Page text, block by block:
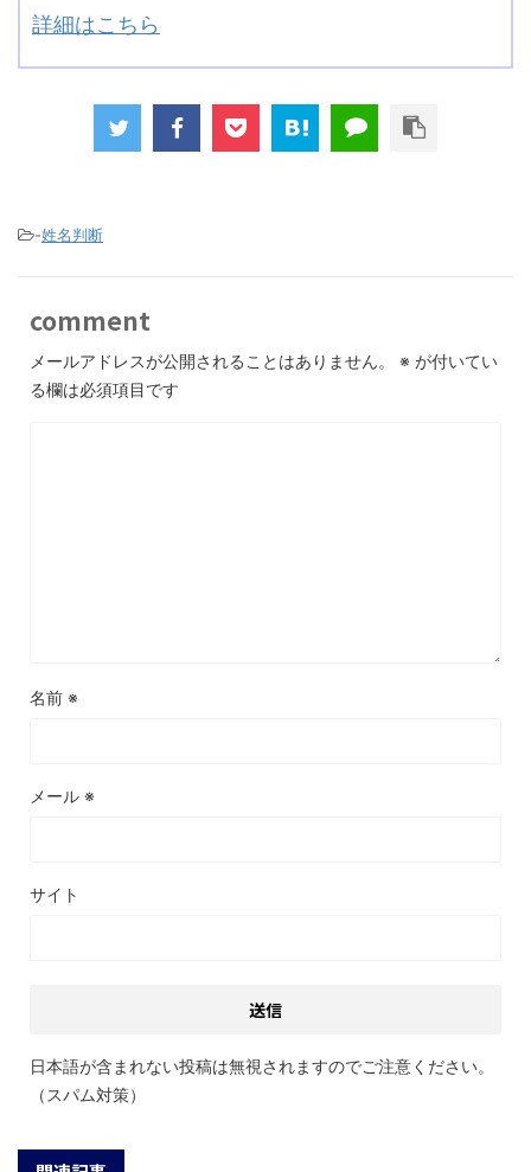
詳細はこちら
-姓名判断
comment
メールアドレスが公開されることはありません。 ※ が付いてい
る欄は必須項目です
名前 ※
メール ※
サイト
日本語が含まれない投稿は無視されますのでご注意ください。
（スパム対策）